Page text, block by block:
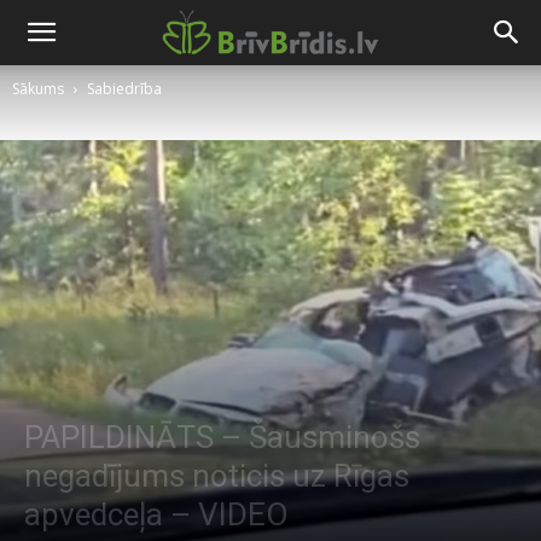
Sākums Sabiedrība
PAPILDINĀTS – Šausminošs
negadījums noticis uz Rīgas
apvedceļa – VIDEO